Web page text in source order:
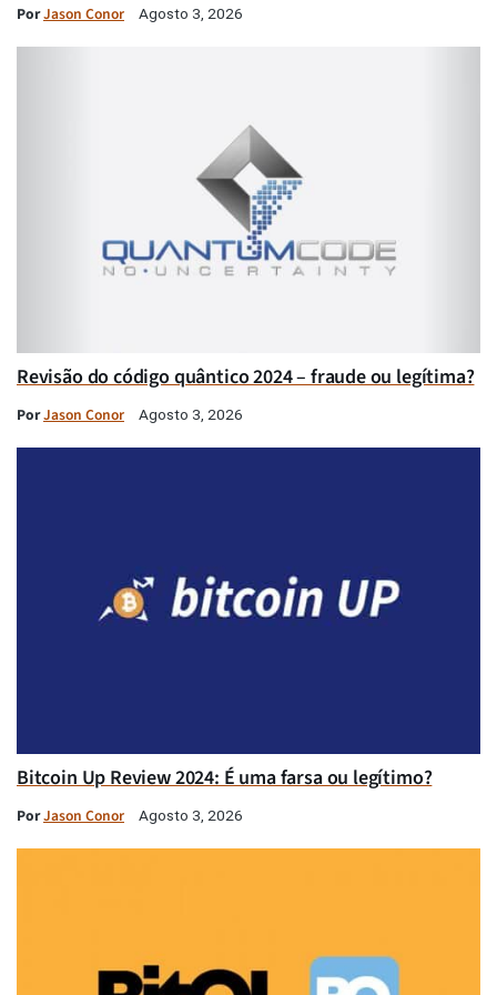
PorJason Conor Agosto 3, 2026
Revisão do código quântico 2024 – fraude ou legítima?
PorJason Conor Agosto 3, 2026
Bitcoin Up Review 2024: É uma farsa ou legítimo?
PorJason Conor Agosto 3, 2026